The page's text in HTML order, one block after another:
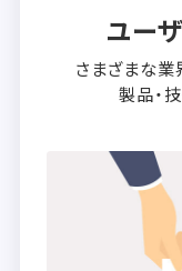
ユー
さまざまな業
製品・